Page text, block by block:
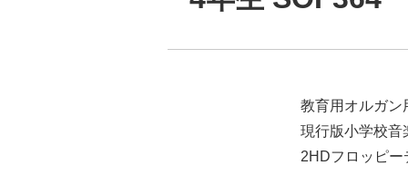
教育用オルガン
現行版小学校音
2HDフロッピ